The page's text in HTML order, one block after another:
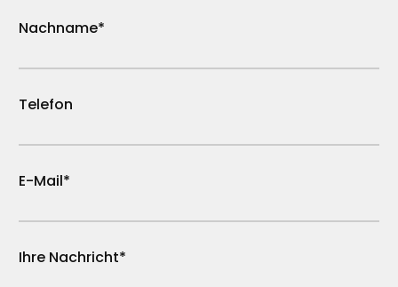
Nachname*
Telefon
E-Mail*
Ihre Nachricht*